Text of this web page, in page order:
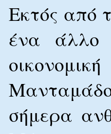
Εκτός από
ένα άλλο
σήμερα